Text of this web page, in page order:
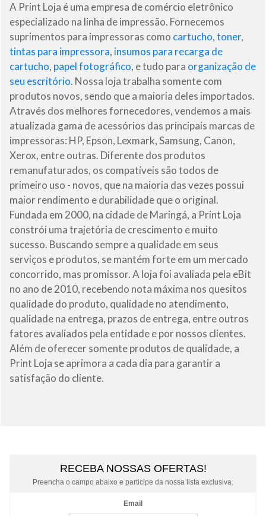
A Print Loja é uma empresa de comércio eletrônico
especializado na linha de impressão. Fornecemos
suprimentos para impressoras como cartucho,toner,
tintas para impressora, insumos para recarga de
cartucho, papel fotográfico, e tudo para organização de
seu escritório. Nossa loja trabalha somente com
produtos novos, sendo que a maioria deles importados.
Através dos melhores fornecedores, vendemos a mais
atualizada gama de acessórios das principais marcas de
impressoras: HP, Epson, Lexmark, Samsung, Canon,
Xerox, entre outras. Diferente dos produtos
remanufaturados, os compatíveis são todos de
primeiro uso - novos, que na maioria das vezes possui
maior rendimento e durabilidade que o original.
Fundada em 2000, na cidade de Maringá, a Print Loja
constrói uma trajetória de crescimento e muito
sucesso. Buscando sempre a qualidade em seus
serviços e produtos, se mantém forte em um mercado
concorrido, mas promissor. A loja foi avaliada pela eBit
no ano de 2010, recebendo nota máxima nos quesitos
qualidade do produto, qualidade no atendimento,
qualidade na entrega, prazos de entrega, entre outros
fatores avaliados pela entidade e por nossos clientes.
Além de oferecer somente produtos de qualidade, a
Print Loja se aprimora a cada dia para garantir a
satisfação do cliente.
RECEBA NOSSAS OFERTAS!
Preencha o campo abaixo e participe da nossa lista exclusiva.
Email